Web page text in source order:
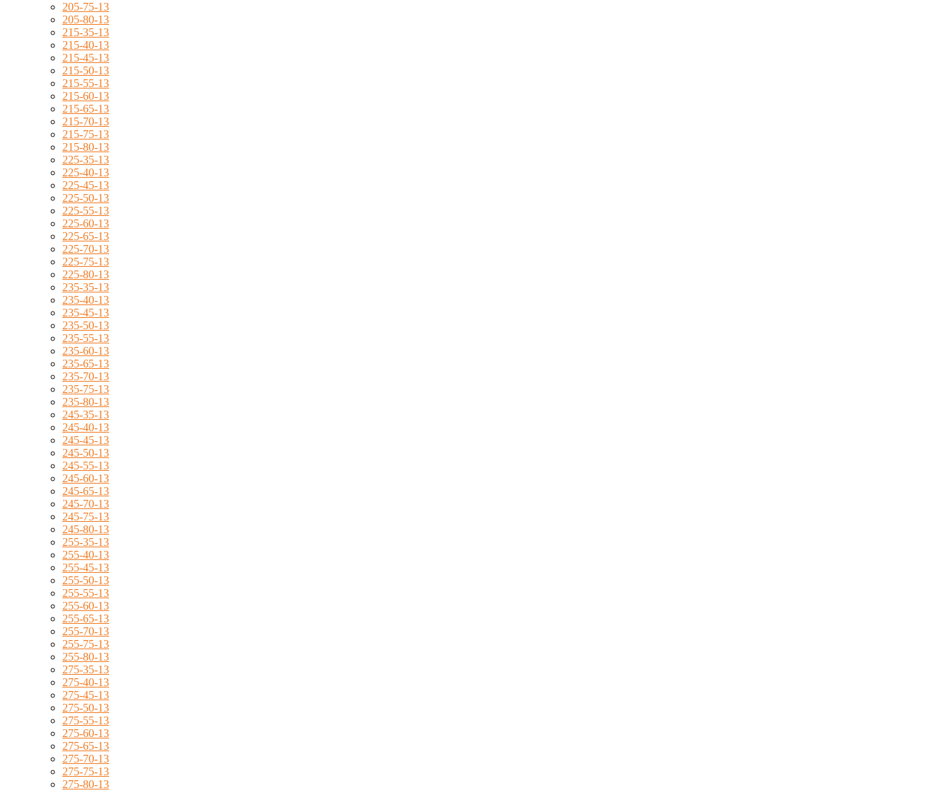
205-75-13
205-80-13
215-35-13
215-40-13
215-45-13
215-50-13
215-55-13
215-60-13
215-65-13
215-70-13
215-75-13
215-80-13
225-35-13
225-40-13
225-45-13
225-50-13
225-55-13
225-60-13
225-65-13
225-70-13
225-75-13
225-80-13
235-35-13
235-40-13
235-45-13
235-50-13
235-55-13
235-60-13
235-65-13
235-70-13
235-75-13
235-80-13
245-35-13
245-40-13
245-45-13
245-50-13
245-55-13
245-60-13
245-65-13
245-70-13
245-75-13
245-80-13
255-35-13
255-40-13
255-45-13
255-50-13
255-55-13
255-60-13
255-65-13
255-70-13
255-75-13
255-80-13
275-35-13
275-40-13
275-45-13
275-50-13
275-55-13
275-60-13
275-65-13
275-70-13
275-75-13
275-80-13